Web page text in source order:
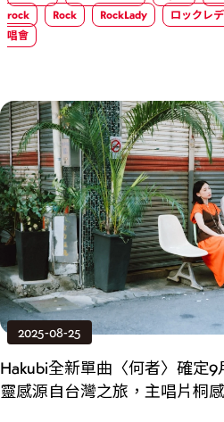
rock
Rock RockLady ロックレ
唱會
2025-08-25
Hakubi全新單曲〈何者〉確定9
靈感源自台灣之旅，主唱片桐